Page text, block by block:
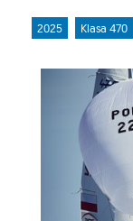
2025 Klasa 470